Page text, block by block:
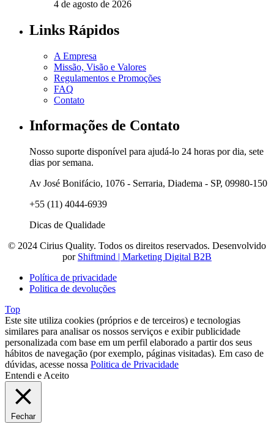
4 de agosto de 2026
Links Rápidos
A Empresa
Missão, Visão e Valores
Regulamentos e Promoções
FAQ
Contato
Informações de Contato
Nosso suporte disponível para ajudá-lo 24 horas por dia, sete
dias por semana.
Av José Bonifácio, 1076 - Serraria, Diadema - SP, 09980-150
+55 (11) 4044-6939
Dicas de Qualidade
© 2024 Cirius Quality. Todos os direitos reservados. Desenvolvido
por Shiftmind | Marketing Digital B2B
Política de privacidade
Politica de devoluções
Top
Este site utiliza cookies (próprios e de terceiros) e tecnologias
similares para analisar os nossos serviços e exibir publicidade
personalizada com base em um perfil elaborado a partir dos seus
hábitos de navegação (por exemplo, páginas visitadas). Em caso de
dúvidas, acesse nossa Politica de Privacidade
Entendi e Aceito
Fechar